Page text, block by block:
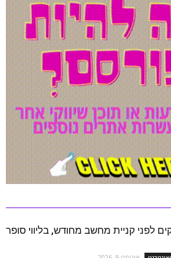
לפני קניית מחשב מחודש, בליווי סופר